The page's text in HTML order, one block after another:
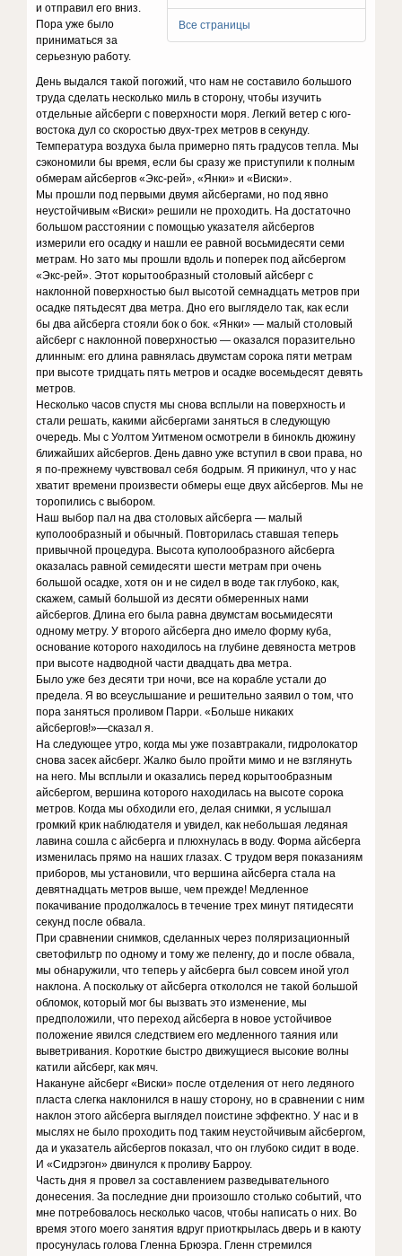
Все страницы
и отправил его вниз.
Пора уже было
приниматься за
серьезную работу.
День выдался такой погожий, что нам не составило большого
труда сделать несколько миль в сторону, чтобы изучить
отдельные айсберги с поверхности моря. Легкий ветер с юго-
востока дул со скоростью двух-трех метров в секунду.
Температура воздуха была примерно пять градусов тепла. Мы
сэкономили бы время, если бы сразу же приступили к полным
обмерам айсбергов «Экс-рей», «Янки» и «Виски».
Мы прошли под первыми двумя айсбергами, но под явно
неустойчивым «Виски» решили не проходить. На достаточно
большом расстоянии с помощью указателя айсбергов
измерили его осадку и нашли ее равной восьмидесяти семи
метрам. Но зато мы прошли вдоль и поперек под айсбергом
«Экс-рей». Этот корытообразный столовый айсберг с
наклонной поверхностью был высотой семнадцать метров при
осадке пятьдесят два метра. Дно его выглядело так, как если
бы два айсберга стояли бок о бок. «Янки» — малый столовый
айсберг с наклонной поверхностью — оказался поразительно
длинным: его длина равнялась двумстам сорока пяти метрам
при высоте тридцать пять метров и осадке восемьдесят девять
метров.
Несколько часов спустя мы снова всплыли на поверхность и
стали решать, какими айсбергами заняться в следующую
очередь. Мы с Уолтом Уитменом осмотрели в бинокль дюжину
ближайших айсбергов. День давно уже вступил в свои права, но
я по-прежнему чувствовал себя бодрым. Я прикинул, что у нас
хватит времени произвести обмеры еще двух айсбергов. Мы не
торопились с выбором.
Наш выбор пал на два столовых айсберга — малый
куполообразный и обычный. Повторилась ставшая теперь
привычной процедура. Высота куполообразного айсберга
оказалась равной семидесяти шести метрам при очень
большой осадке, хотя он и не сидел в воде так глубоко, как,
скажем, самый большой из десяти обмеренных нами
айсбергов. Длина его была равна двумстам восьмидесяти
одному метру. У второго айсберга дно имело форму куба,
основание которого находилось на глубине девяноста метров
при высоте надводной части двадцать два метра.
Было уже без десяти три ночи, все на корабле устали до
предела. Я во всеуслышание и решительно заявил о том, что
пора заняться проливом Парри. «Больше никаких
айсбергов!»—сказал я.
На следующее утро, когда мы уже позавтракали, гидролокатор
снова засек айсберг. Жалко было пройти мимо и не взглянуть
на него. Мы всплыли и оказались перед корытообразным
айсбергом, вершина которого находилась на высоте сорока
метров. Когда мы обходили его, делая снимки, я услышал
громкий крик наблюдателя и увидел, как небольшая ледяная
лавина сошла с айсберга и плюхнулась в воду. Форма айсберга
изменилась прямо на наших глазах. С трудом веря показаниям
приборов, мы установили, что вершина айсберга стала на
девятнадцать метров выше, чем прежде! Медленное
покачивание продолжалось в течение трех минут пятидесяти
секунд после обвала.
При сравнении снимков, сделанных через поляризационный
светофильтр по одному и тому же пеленгу, до и после обвала,
мы обнаружили, что теперь у айсберга был совсем иной угол
наклона. А поскольку от айсберга откололся не такой большой
обломок, который мог бы вызвать это изменение, мы
предположили, что переход айсберга в новое устойчивое
положение явился следствием его медленного таяния или
выветривания. Короткие быстро движущиеся высокие волны
катили айсберг, как мяч.
Накануне айсберг «Виски» после отделения от него ледяного
пласта слегка наклонился в нашу сторону, но в сравнении с ним
наклон этого айсберга выглядел поистине эффектно. У нас и в
мыслях не было проходить под таким неустойчивым айсбергом,
да и указатель айсбергов показал, что он глубоко сидит в воде.
И «Сидрэгон» двинулся к проливу Барроу.
Часть дня я провел за составлением разведывательного
донесения. За последние дни произошло столько событий, что
мне потребовалось несколько часов, чтобы написать о них. Во
время этого моего занятия вдруг приоткрылась дверь и в каюту
просунулась голова Гленна Брюэра. Гленн стремился